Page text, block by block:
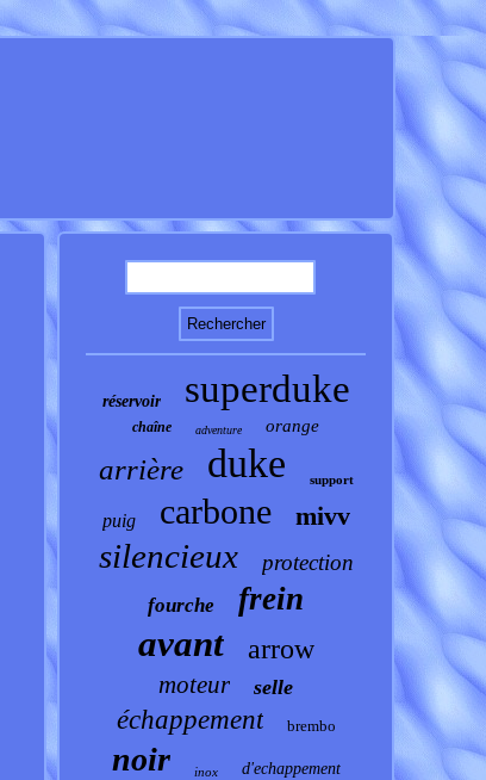
réservoir superduke
chaîne adventure orange
arrière duke support
puig carbone mivv
silencieux protection
fourche frein
avant arrow
moteur selle
échappement brembo
noir inox d'echappement